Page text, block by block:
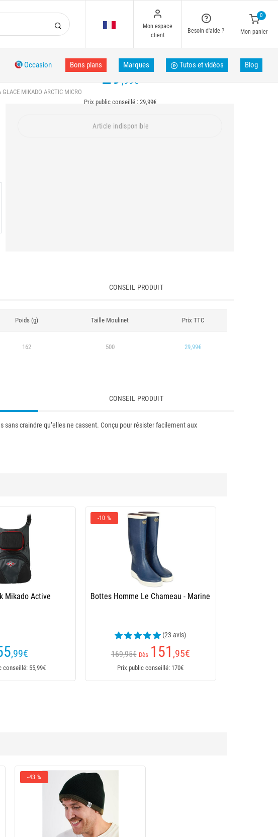
Mon espace
client
Besoin d'aide ?
0
Mon panier
Occasion Bons plans Marques Tutos et vidéos Blog
MIKADO ARCTIC MICRO
29,99€
Prix public conseillé : 29,99€
Article indisponible
CONSEIL PRODUIT
Poids (g) Taille Moulinet Prix TTC
162 500 29,99€
CONSEIL PRODUIT
craindre qu’elles ne cassent. Conçu pour résister facilement aux
Mikado Active
,99€
conseillé: 55,99€
-10 %
Bottes Homme Le Chameau - Marine
(23 avis)
169,95€ Dès 151 ,95€
Prix public conseillé: 170€
-43 %